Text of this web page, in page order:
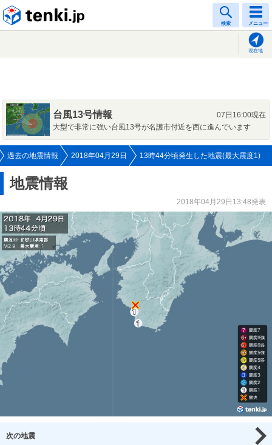
検索 メニュー
現在地
台風13号情報
07日16:00現在
大型で非常に強い台風13号が名護市付近を西に進んでいます
過去の地震情報 2018年04月29日 13時44分頃発生した地震(最大震度1)
地震情報
2018年04月29日13:48発表
次の地震